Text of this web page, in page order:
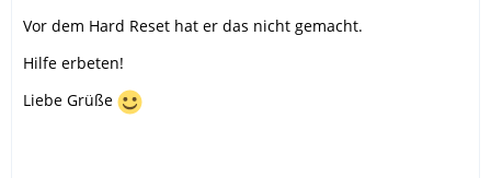
Vor dem Hard Reset hat er das nicht gemacht.
Hilfe erbeten!
Liebe Grüße